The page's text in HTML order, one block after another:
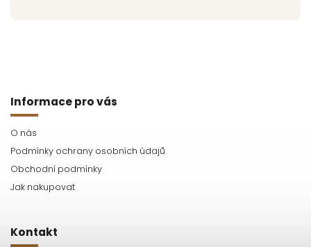
Informace pro vás
O nás
Podmínky ochrany osobních údajů
Obchodní podmínky
Jak nakupovat
Kontakt